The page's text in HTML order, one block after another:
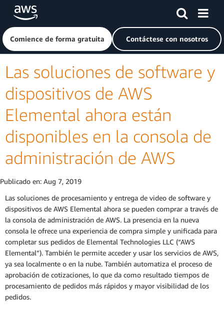
Saltar al contenido principal
Haga clic aquí para volver a la página de inicio de Amazon
Comience de forma gratuita Contáctese con nosotros
Las soluciones de software y
dispositivos de AWS
Elemental ahora están
disponibles en la consola de
administración de AWS
Publicado en: Aug 7, 2019
Las soluciones de procesamiento y entrega de video de software y
dispositivos de AWS Elemental ahora se pueden comprar a través de
la consola de administración de AWS. La presencia en la nueva
consola le ofrece una experiencia de compra simple y unificada para
completar sus pedidos de Elemental Technologies LLC (“AWS
Elemental”). También le permite acceder y usar los servicios de AWS,
ya sea localmente o en la nube. También automatiza el proceso de
aprobación de cotizaciones, lo que da como resultado tiempos de
procesamiento de pedidos más rápidos y mayor visibilidad de los
pedidos.